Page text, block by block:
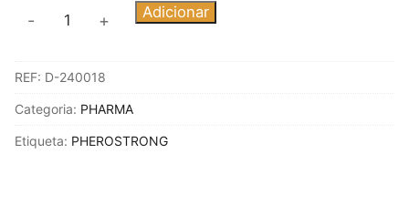
Quantidade
-
PERFUME
FEROMÔNIOS
- + Adicionar
REF: D-240018
Categoria: PHARMA
Etiqueta: PHEROSTRONG